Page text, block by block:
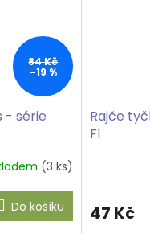
84 Kč
–19 %
- série
(3 ks)
Do košíku
Rajče
F1
47 Kč